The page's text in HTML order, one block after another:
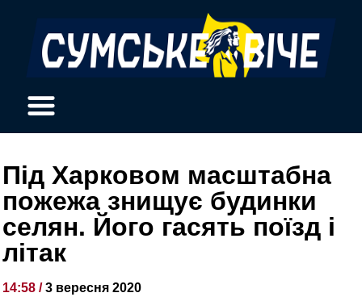
Під Харковом масштабна
пожежа знищує будинки
селян. Його гасять поїзд і
літак
14:58 /3 вересня 2020